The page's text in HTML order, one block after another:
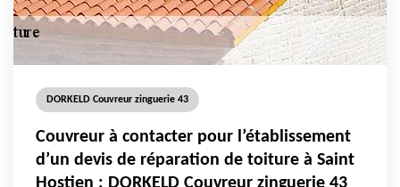
DORKELD Couvreur zinguerie 43
Couvreur à contacter pour l’établissement
d’un devis de réparation de toiture à Saint
Hostien : DORKELD Couvreur zinguerie 43